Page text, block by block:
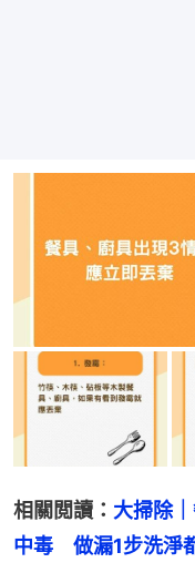
相關閲讀： 大掃除
中毒　做漏1步洗淨